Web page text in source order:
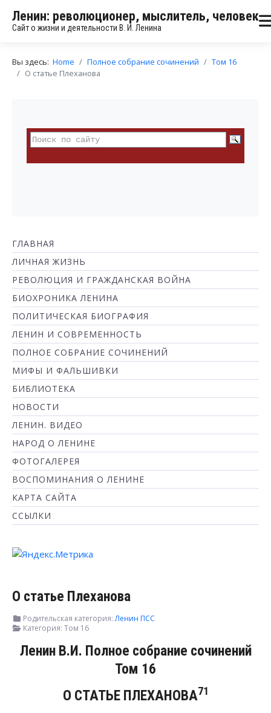
Ленин: революционер, мыслитель, человек
Сайт о жизни и деятельности В. И. Ленина
Вы здесь: Home Полное собрание сочинений
Том 16
О статье Плеханова
ГЛАВНАЯ
ЛИЧНАЯ ЖИЗНЬ
РЕВОЛЮЦИЯ И ГРАЖДАНСКАЯ ВОЙНА
БИОХРОНИКА ЛЕНИНА
ПОЛИТИЧЕСКАЯ БИОГРАФИЯ
ЛЕНИН И СОВРЕМЕННОСТЬ
ПОЛНОЕ СОБРАНИЕ СОЧИНЕНИЙ
МИФЫ И ФАЛЬШИВКИ
БИБЛИОТЕКА
НОВОСТИ
ЛЕНИН. ВИДЕО
НАРОД О ЛЕНИНЕ
ФОТОГАЛЕРЕЯ
ВОСПОМИНАНИЯ О ЛЕНИНЕ
КАРТА САЙТА
ССЫЛКИ
О статье Плеханова
Родительская категория:Ленин ПСС
Категория: Том 16
Ленин В.И. Полное собрание сочинений
Том 16
О СТАТЬЕ ПЛЕХАНОВА71